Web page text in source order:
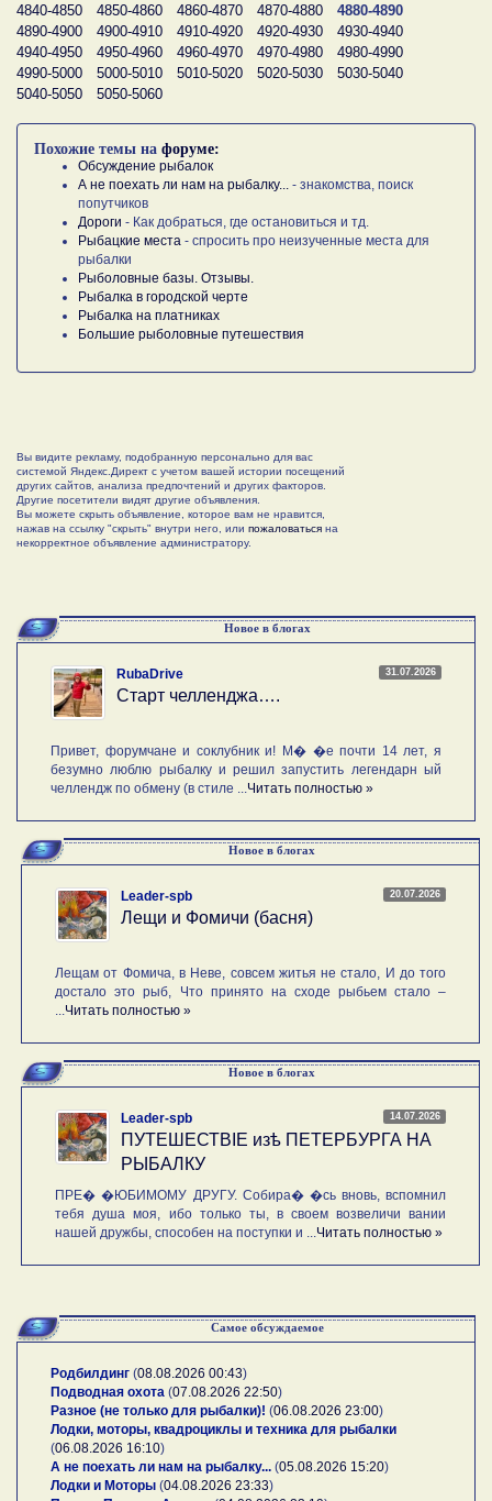
4840-4850
4850-4860 4860-4870 4870-4880
4880-4890
4890-4900
4900-4910 4910-4920 4920-4930
4930-4940
4940-4950
4950-4960 4960-4970 4970-4980
4980-4990
4990-5000
5000-5010 5010-5020 5020-5030
5030-5040
5040-5050
5050-5060
Похожие темы на форуме:
Обсуждение рыбалок
А не поехать ли нам на рыбалку...
- знакомства, поиск
попутчиков
Дороги - Как добраться, где остановиться и тд.
Рыбацкие места - спросить про неизученные места для
рыбалки
Рыболовные базы. Отзывы.
Рыбалка в городской черте
Рыбалка на платниках
Большие рыболовные путешествия
Вы видите рекламу, подобранную персонально для вас
системой Яндекс.Директ с учетом вашей истории посещений
других сайтов, анализа предпочтений и других факторов.
Другие посетители видят другие объявления.
Вы можете скрыть объявление, которое вам не нравится,
нажав на ссылку "скрыть" внутри него, или пожаловаться на
некорректное объявление администратору.
Новое в блогах
31.07.2026
RubaDrive
Старт челленджа….
Привет, форумчане и соклубник и! М� �е почти 14 лет, я
безумно люблю рыбалку и решил запустить легендарн ый
челлендж по обмену (в стиле ... Читать полностью »
Новое в блогах
20.07.2026
Leader-spb
Лещи и Фомичи (басня)
Лещам от Фомича, в Неве, совсем житья не стало, И до того
достало это рыб, Что принято на сходе рыбьем стало –
Читать полностью »
Новое в блогах
14.07.2026
Leader-spb
ПУТЕШЕСТВIE изѣ ПЕТЕРБУРГА НА
РЫБАЛКУ
ПРЕ� �ЮБИМОМУ ДРУГУ. Собира� �сь вновь, вспомнил
тебя душа моя, ибо только ты, в своем возвеличи вании
нашей дружбы, способен на поступки и ... Читать полностью »
Самое обсуждаемое
Родбилдинг (08.08.2026 00:43)
Подводная охота (07.08.2026 22:50)
Разное (не только для рыбалки)! (06.08.2026 23:00)
Лодки, моторы, квадроциклы и техника для рыбалки
(06.08.2026 16:10)
А не поехать ли нам на рыбалку... (05.08.2026 15:20)
Лодки и Моторы (04.08.2026 23:33)